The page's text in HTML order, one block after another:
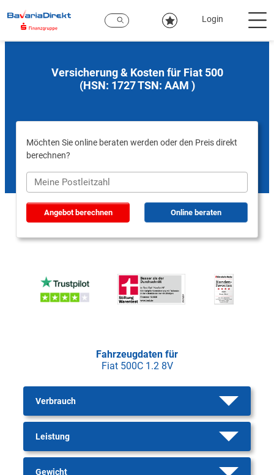
Hauptinhalt
Login
Versicherung & Kosten für Fiat 500
(HSN: 1727 TSN: AAM )
Möchten Sie online beraten werden oder den Preis direkt
berechnen?
Angebot berechnen Online beraten
Fahrzeugdaten für
Fiat 500C 1.2 8V
Verbrauch
Leistung
Gewicht